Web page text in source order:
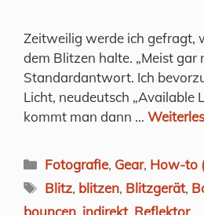
Zeitweilig werde ich gefragt,
dem Blitzen halte. „Meist gar
Standardantwort. Ich
Licht, neudeutsch „Available
kommt man dann …
Kategorien
Fotografie, Gear, How-to
Schlagwörter
Blitz, blitzen, Blitzgerät,
bouncen, indirekt, Reflektor